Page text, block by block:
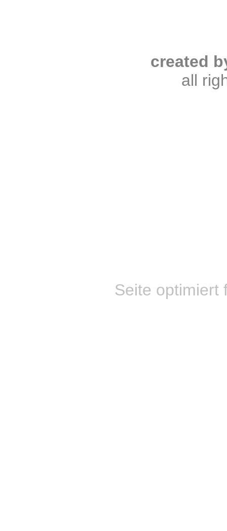
created
all
Seite optimiert